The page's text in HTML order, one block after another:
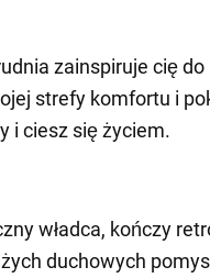
zainspiruje cię
strefy komfortu i
i ciesz się życiem.
władca, kończy
duchowych